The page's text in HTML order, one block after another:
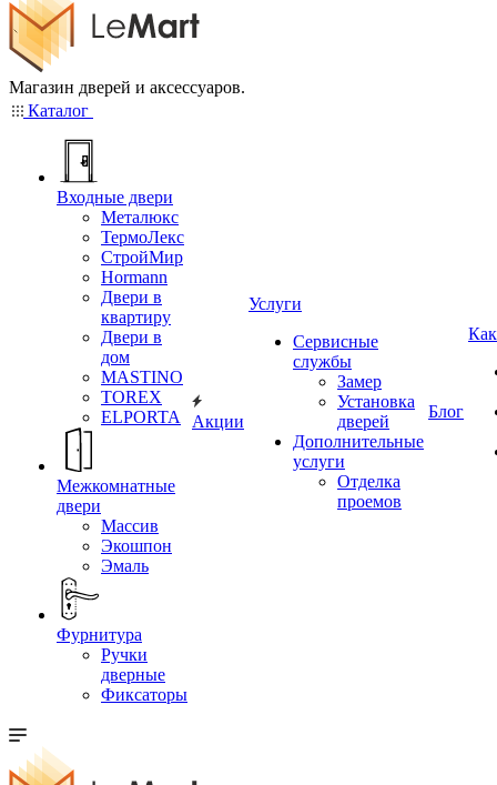
Магазин дверей и аксессуаров.
Каталог
Входные двери
Металюкс
ТермоЛекс
СтройМир
Hormann
Двери в
квартиру
Двери в
дом
MASTINO
TOREX
ELPORTA
Межкомнатные
двери
Массив
Экошпон
Эмаль
Фурнитура
Ручки
дверные
Фиксаторы
Акции
Услуги
Сервисные
службы
Замер
Установка
дверей
Дополнительные
услуги
Отделка
проемов
Блог